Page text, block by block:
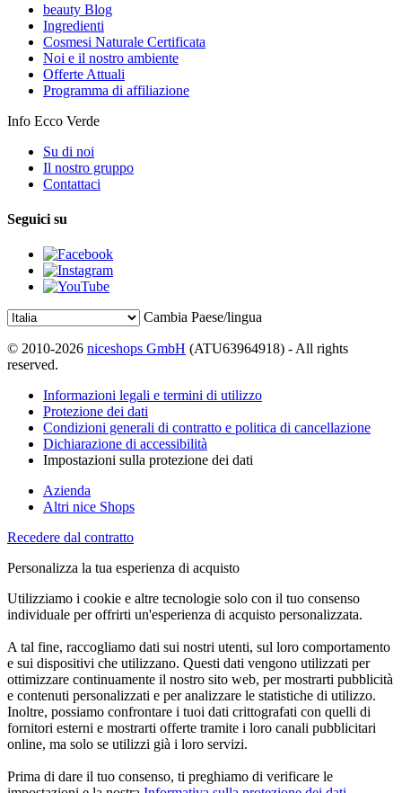
beauty Blog
Ingredienti
Cosmesi Naturale Certificata
Noi e il nostro ambiente
Offerte Attuali
Programma di affiliazione
Info Ecco Verde
Su di noi
Il nostro gruppo
Contattaci
Seguici su
Cambia Paese/lingua
© 2010-2026 niceshops GmbH (ATU63964918) - All rights
reserved.
Informazioni legali e termini di utilizzo
Protezione dei dati
Condizioni generali di contratto e politica di cancellazione
Dichiarazione di accessibilità
Impostazioni sulla protezione dei dati
Azienda
Altri nice Shops
Recedere dal contratto
Personalizza la tua esperienza di acquisto
Utilizziamo i cookie e altre tecnologie solo con il tuo consenso
individuale per offrirti un'esperienza di acquisto personalizzata.
A tal fine, raccogliamo dati sui nostri utenti, sul loro comportamento
e sui dispositivi che utilizzano. Questi dati vengono utilizzati per
ottimizzare continuamente il nostro sito web, per mostrarti pubblicità
e contenuti personalizzati e per analizzare le statistiche di utilizzo.
Inoltre, possiamo confrontare i tuoi dati crittografati con quelli di
fornitori esterni e mostrarti offerte tramite i loro canali pubblicitari
online, ma solo se utilizzi già i loro servizi.
Prima di dare il tuo consenso, ti preghiamo di verificare le